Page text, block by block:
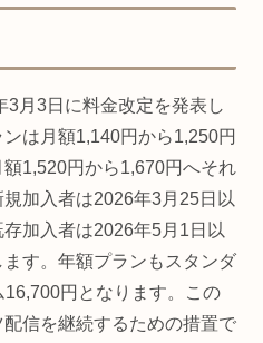
3月3日に料金改定を発表し
は月額1,140円から1,250円
1,520円から1,670円へそれ
加入者は2026年3月25日以
加入者は2026年5月1日以
す。年額プランもスタンダ
円となります。この
信を継続するための措置で